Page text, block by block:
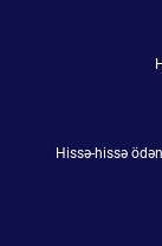
Hissə-hissə